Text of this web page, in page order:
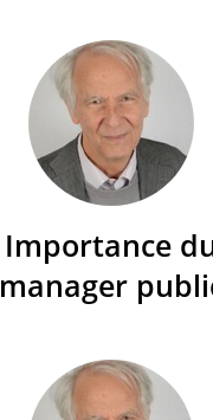
Importance
manager